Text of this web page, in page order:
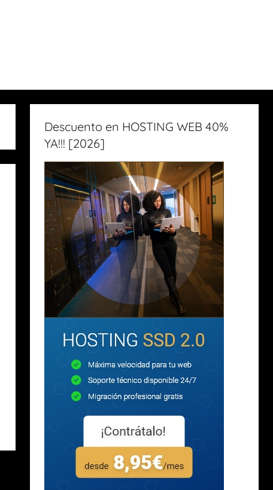
Descuento en HOSTING WEB 40%
YA!!! [2026]